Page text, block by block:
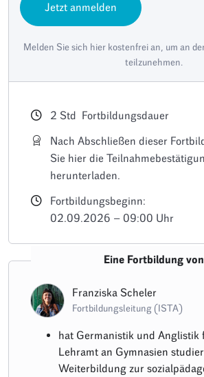
Jetzt anmelden
Melden Sie sich hier kostenfrei an, um an
teilzunehmen.
2 Std Fortbildungsdauer
Nach Abschließen dieser
Sie hier die
herunterladen.
Fortbildungsbeginn:
02.09.2026 – 09:00 Uhr
Eine Fortbildung von
Franziska Scheler
Fortbildungsleitung (ISTA)
hat Germanistik und Anglistik
Lehramt an Gymnasien
Weiterbildung zur